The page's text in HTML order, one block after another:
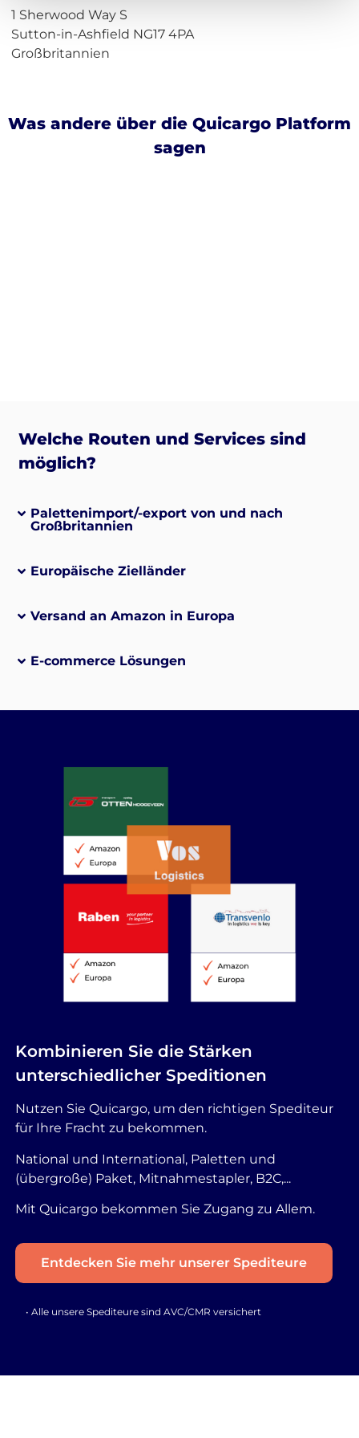
1 Sherwood Way S
Sutton-in-Ashfield NG17 4PA
Großbritannien
Was andere über die Quicargo Platform
sagen
Welche Routen und Services sind
möglich?
Palettenimport/-export von und nach
Großbritannien
Europäische Zielländer
Versand an Amazon in Europa
E-commerce Lösungen
Kombinieren Sie die Stärken
unterschiedlicher Speditionen
Nutzen Sie Quicargo, um den richtigen Spediteur
für Ihre Fracht zu bekommen.
National und International, Paletten und
(übergroße) Paket, Mitnahmestapler, B2C,...
Mit Quicargo bekommen Sie Zugang zu Allem.
Entdecken Sie mehr unserer Spediteure
• Alle unsere Spediteure sind AVC/CMR versichert